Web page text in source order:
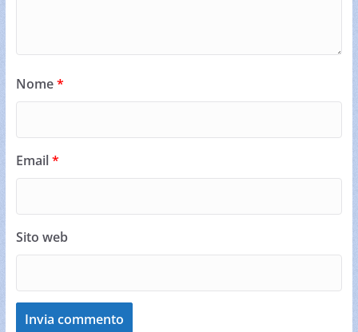
Nome*
Email*
Sito web